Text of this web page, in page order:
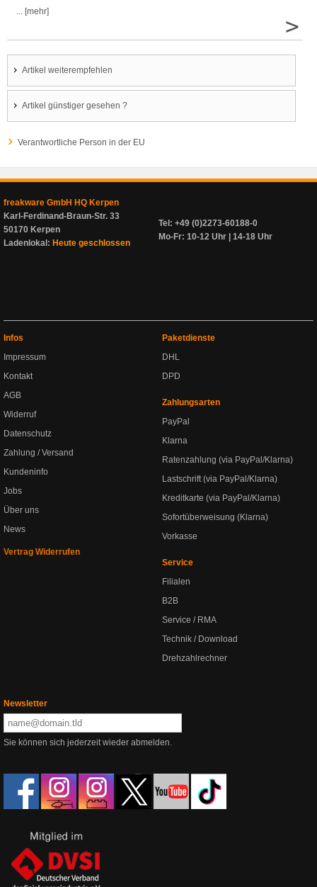
... [mehr]
>
Artikel weiterempfehlen
Artikel günstiger gesehen ?
Verantwortliche Person in der EU
freakware GmbH HQ Kerpen
Karl-Ferdinand-Braun-Str. 33
50170 Kerpen
Ladenlokal: Heute geschlossen
Tel: +49 (0)2273-60188-0
Mo-Fr: 10-12 Uhr | 14-18 Uhr
Infos
Impressum
Kontakt
AGB
Widerruf
Datenschutz
Zahlung / Versand
Kundeninfo
Jobs
Über uns
News
Vertrag Widerrufen
Paketdienste
DHL
DPD
Zahlungsarten
PayPal
Klarna
Ratenzahlung (via PayPal/Klarna)
Lastschrift (via PayPal/Klarna)
Kreditkarte (via PayPal/Klarna)
Sofortüberweisung (Klarna)
Vorkasse
Service
Filialen
B2B
Service / RMA
Technik / Download
Drehzahlrechner
Newsletter
Sie können sich jederzeit wieder abmelden.